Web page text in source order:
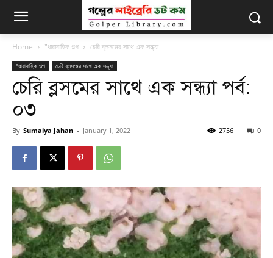
Home "ধারাবাহিক গল্প চেরি ব্লসমের সাথে এক সন্ধ্যা
"ধারাবাহিক গল্প চেরি ব্লসমের সাথে এক সন্ধ্যা
চেরি ব্লসমের সাথে এক সন্ধ্যা পর্ব:
০৩
By Sumaiya Jahan - January 1, 2022 0
2756